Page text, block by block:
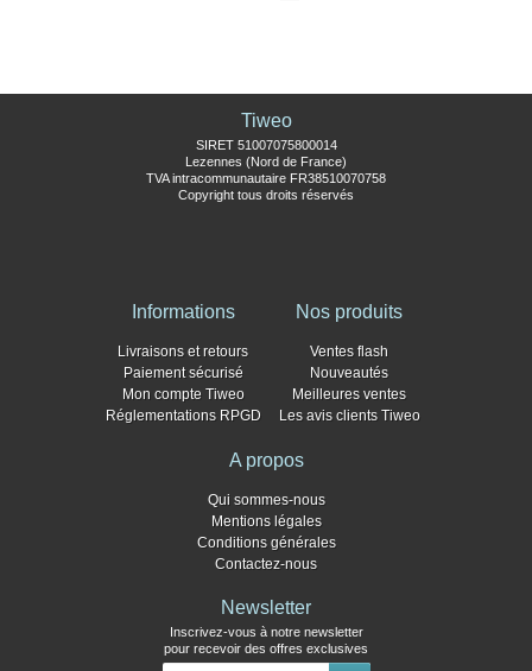
Tiweo
SIRET 51007075800014
Lezennes (Nord de France)
TVA intracommunautaire FR38510070758
Copyright tous droits réservés
Informations
Livraisons et retours
Paiement sécurisé
Mon compte Tiweo
Réglementations RPGD
Nos produits
Ventes flash
Nouveautés
Meilleures ventes
Les avis clients Tiweo
A propos
Qui sommes-nous
Mentions légales
Conditions générales
Contactez-nous
Newsletter
Inscrivez-vous à notre newsletter
pour recevoir des offres exclusives